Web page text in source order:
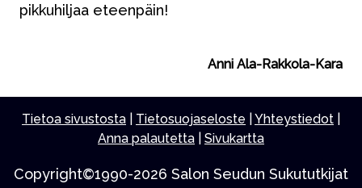
pikkuhiljaa eteenpäin!
Anni Ala-Rakkola-Kara
Tietoa sivustosta Tietosuojaseloste Yhteystiedot
Anna palautetta
Sivukartta
Copyright©1990-2026 Salon Seudun Sukututkijat